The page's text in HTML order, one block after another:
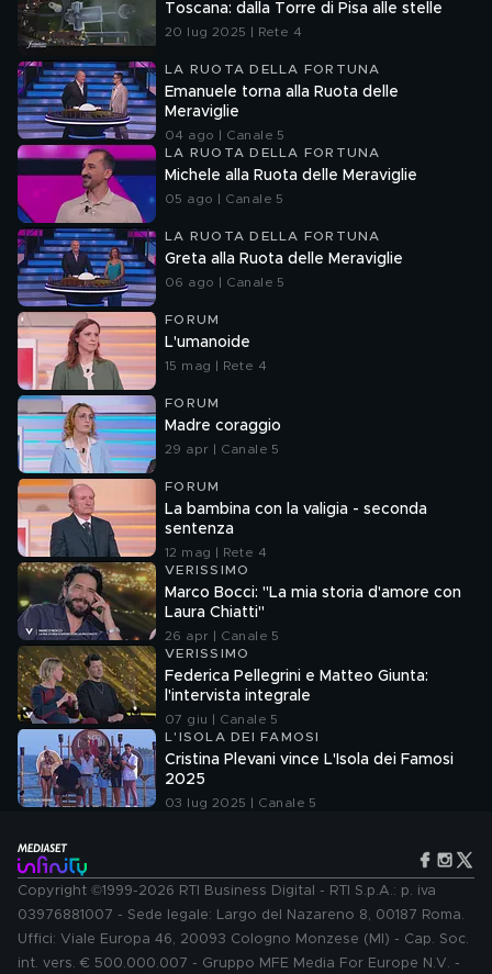
Toscana: dalla Torre di Pisa alle stelle
20 lug 2025 | Rete 4
LA RUOTA DELLA FORTUNA
Emanuele torna alla Ruota delle
Meraviglie
04 ago | Canale 5
LA RUOTA DELLA FORTUNA
Michele alla Ruota delle Meraviglie
05 ago | Canale 5
LA RUOTA DELLA FORTUNA
Greta alla Ruota delle Meraviglie
06 ago | Canale 5
FORUM
L'umanoide
15 mag | Rete 4
FORUM
Madre coraggio
29 apr | Canale 5
FORUM
La bambina con la valigia - seconda
sentenza
12 mag | Rete 4
VERISSIMO
Marco Bocci: "La mia storia d'amore con
Laura Chiatti"
26 apr | Canale 5
VERISSIMO
Federica Pellegrini e Matteo Giunta:
l'intervista integrale
07 giu | Canale 5
L'ISOLA DEI FAMOSI
Cristina Plevani vince L'Isola dei Famosi
2025
03 lug 2025 | Canale 5
Copyright ©1999-2026 RTI Business Digital - RTI S.p.A.: p. iva
03976881007 - Sede legale: Largo del Nazareno 8, 00187 Roma.
Uffici: Viale Europa 46, 20093 Cologno Monzese (MI) - Cap. Soc.
int. vers. € 500.000.007 - Gruppo MFE Media For Europe N.V. -